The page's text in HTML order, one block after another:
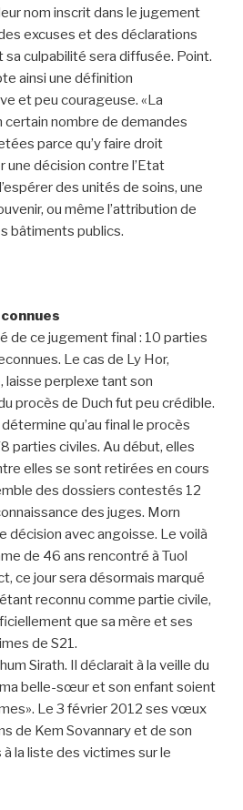
nom inscrit dans le jugement
excuses et des déclarations
sa culpabilité sera diffusée. Point.
ainsi une définition
et peu courageuse. «La
certain nombre de demandes
parce qu’y faire droit
une décision contre l’Etat
des unités de soins, une
ou même l’attribution de
bâtiments publics.
de ce jugement final : 10 parties
Le cas de Ly Hor,
laisse perplexe tant son
procès de Duch fut peu crédible.
qu’au final le procès
parties civiles. Au début, elles
elles se sont retirées en cours
des dossiers contestés 12
des juges. Morn
décision avec angoisse. Le voilà
de 46 ans rencontré à Tuol
ce jour sera désormais marqué
étant reconnu comme partie civile,
que sa mère et ses
de S21.
Sirath. Il déclarait à la veille du
belle-sœur et son enfant soient
Le 3 février 2012 ses vœux
de Kem Sovannary et de son
la liste des victimes sur le